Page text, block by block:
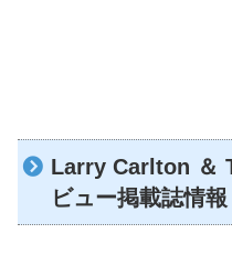
Larry Carlton ＆
ビュー掲載誌情報